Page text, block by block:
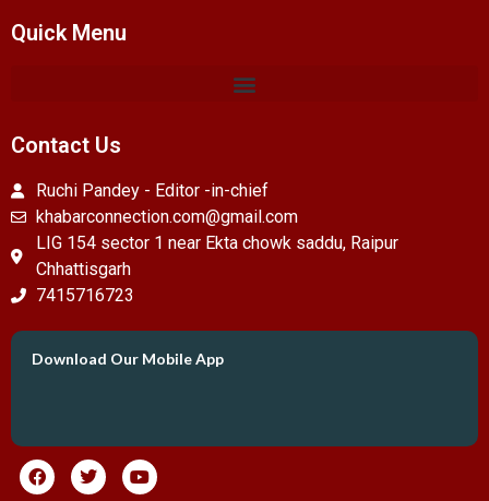
Quick Menu
Contact Us
Ruchi Pandey - Editor -in-chief
khabarconnection.com@gmail.com
LIG 154 sector 1 near Ekta chowk saddu, Raipur
Chhattisgarh
7415716723
Download Our Mobile App